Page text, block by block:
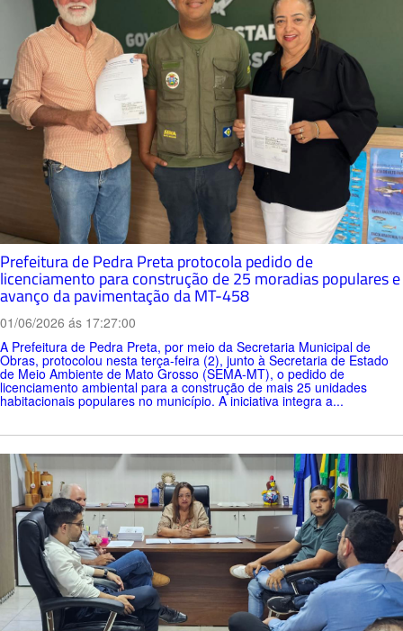
Prefeitura de Pedra Preta protocola pedido de
licenciamento para construção de 25 moradias populares e
avanço da pavimentação da MT-458
01/06/2026 ás 17:27:00
A Prefeitura de Pedra Preta, por meio da Secretaria Municipal de
Obras, protocolou nesta terça-feira (2), junto à Secretaria de Estado
de Meio Ambiente de Mato Grosso (SEMA-MT), o pedido de
licenciamento ambiental para a construção de mais 25 unidades
habitacionais populares no município. A iniciativa integra a...